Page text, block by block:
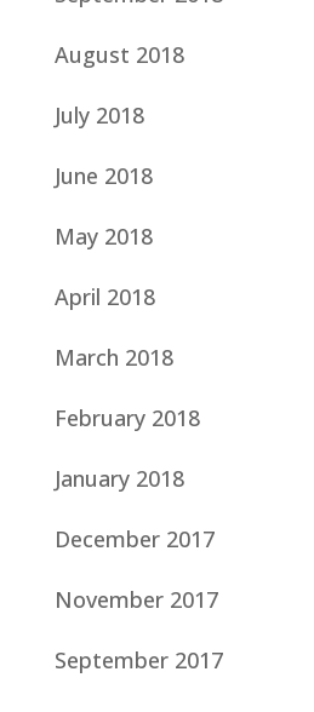
August 2018
July 2018
June 2018
May 2018
April 2018
March 2018
February 2018
January 2018
December 2017
November 2017
September 2017